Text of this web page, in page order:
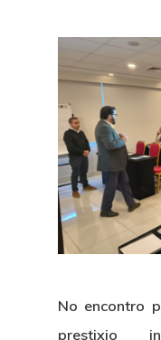
No encontro
prestixio